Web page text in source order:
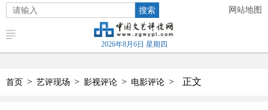
搜索 网站地图
2026年8月6日 星期四
首页 > 艺评现场 > 影视评论 > 电影评论 > 正文